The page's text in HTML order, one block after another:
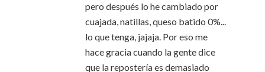
pero después lo he cambiado por
cuajada, natillas, queso batido 0%...
lo que tenga, jajaja. Por eso me
hace gracia cuando la gente dice
que la repostería es demasiado